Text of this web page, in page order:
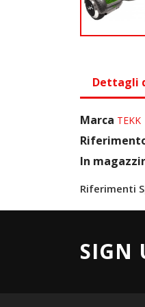
Dettagli
Marca TEKK
In
Riferimenti
SIGN